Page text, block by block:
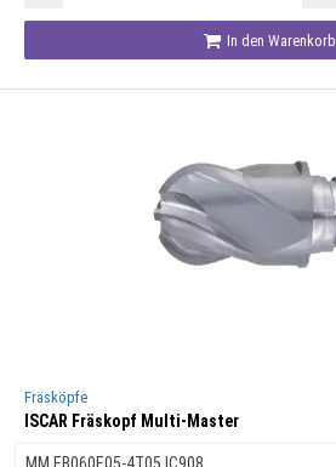
In den Warenkorb
Fräsköpfe
ISCAR Fräskopf Multi-Master